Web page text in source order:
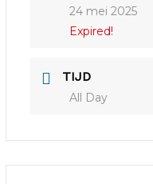
24 mei 2025
Expired!
TIJD
All Day